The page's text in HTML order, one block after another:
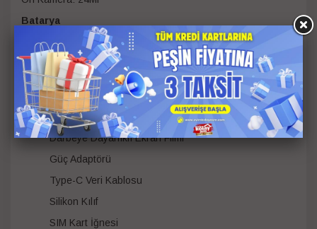
Batarya
Bağlantı & Özellikler
Çift Hat (Dual SIM)
NFC Var
Kutu İçeriği
Darbeye Dayanıklı Ekran Filmi
Güç Adaptörü
Type-C Veri Kablosu
Silikon Kılıf
SIM Kart İğnesi